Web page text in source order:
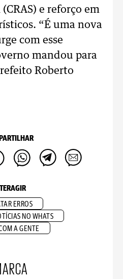
e reforço em
“É uma nova
com esse
mandou para
Roberto
ERROS
NO WHATS
A GENTE